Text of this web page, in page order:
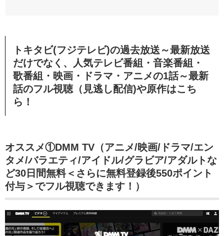
トキタビ(フジテレビ)の過去放送～最新放送
だけでなく、人気テレビ番組・音楽番組・
歌番組・映画・ドラマ・アニメの1話～最新
話のフル視聴（見逃し配信)や原作はこち
ら！
オススメ①DMM TV（アニメ/映画/ドラマ/エン
タメ/バラエティ/アイドル/グラビア/アダルトな
ど30日間無料＜さらに無料登録後550ポイント
付与＞でフル視聴できます！）